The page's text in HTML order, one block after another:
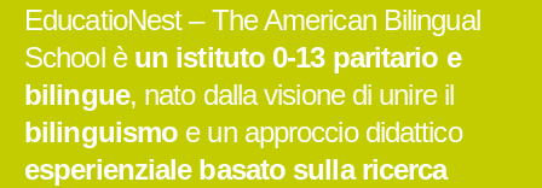
EducatioNest – The American Bilingual
School è un istituto 0-13 paritario e
bilingue, nato dalla visione di unire il
bilinguismo e un approccio didattico
esperienziale basato sulla ricerca